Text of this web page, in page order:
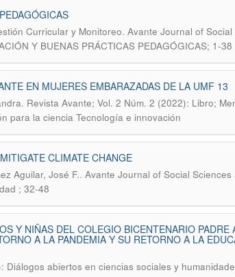
Curricular y Monitoreo. Avante Journal of
Y BUENAS PRÁCTICAS PEDAGÓGICAS; 1-38
EN MUJERES EMBARAZADAS DE LA UMF 13
. Revista Avante; Vol. 2 Núm. 2 (2022): Libro;
para la ciencia Tecnología e innovación
CLIMATE CHANGE
Aguilar, José F.. Avante Journal of Social Sciences
; 32-48
Y NIÑAS DEL COLEGIO BICENTENARIO PADRE
A LA PANDEMIA Y SU RETORNO A LA
Diálogos abiertos en ciencias sociales y